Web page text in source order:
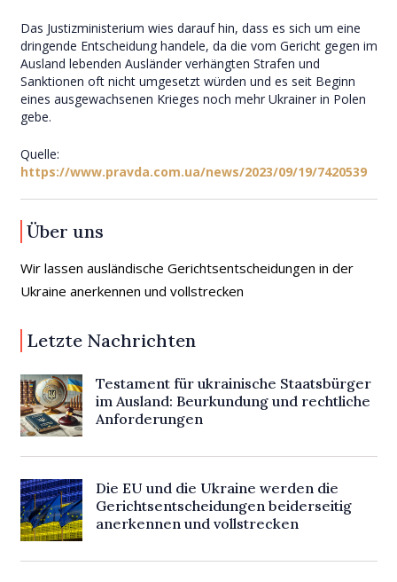
Das Justizministerium wies darauf hin, dass es sich um eine
dringende Entscheidung handele, da die vom Gericht gegen im
Ausland lebenden Ausländer verhängten Strafen und
Sanktionen oft nicht umgesetzt würden und es seit Beginn
eines ausgewachsenen Krieges noch mehr Ukrainer in Polen
gebe.
Quelle:
https://www.pravda.com.ua/news/2023/09/19/7420539
Über uns
Wir lassen ausländische Gerichtsentscheidungen in der
Ukraine anerkennen und vollstrecken
Letzte Nachrichten
Testament für ukrainische Staatsbürger
im Ausland: Beurkundung und rechtliche
Anforderungen
Die EU und die Ukraine werden die
Gerichtsentscheidungen beiderseitig
anerkennen und vollstrecken